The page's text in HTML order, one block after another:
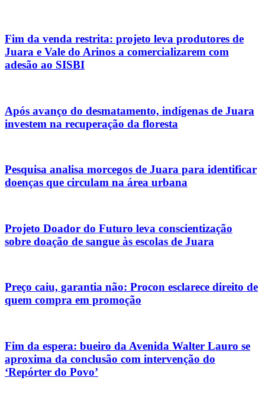
Fim da venda restrita: projeto leva produtores de
Juara e Vale do Arinos a comercializarem com
adesão ao SISBI
Após avanço do desmatamento, indígenas de Juara
investem na recuperação da floresta
Pesquisa analisa morcegos de Juara para identificar
doenças que circulam na área urbana
Projeto Doador do Futuro leva conscientização
sobre doação de sangue às escolas de Juara
Preço caiu, garantia não: Procon esclarece direito de
quem compra em promoção
Fim da espera: bueiro da Avenida Walter Lauro se
aproxima da conclusão com intervenção do
‘Repórter do Povo’